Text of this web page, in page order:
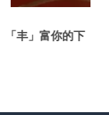
2023人氣手工餅